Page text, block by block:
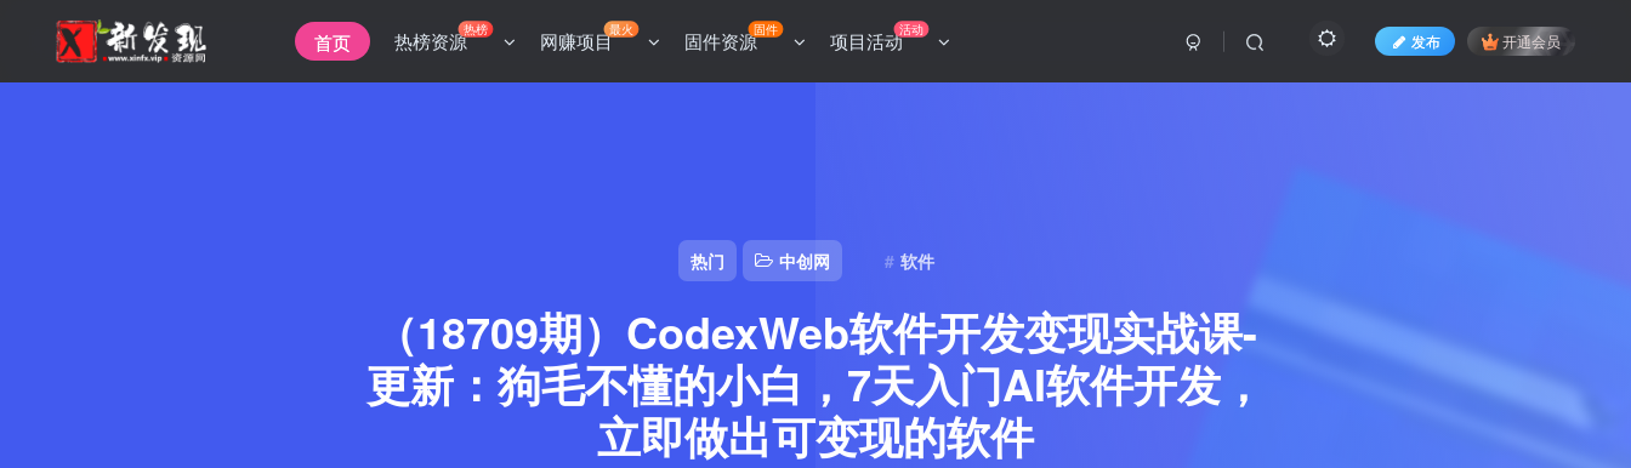
热门 中创网 软件
（18709期）CodexWeb软件开发变现实战课-
更新：狗毛不懂的小白，7天入门AI软件开发，
立即做出可变现的软件
首页 热榜资源热榜 网赚项目最火 固件资源固件 项目活动活动
发布 开通会员